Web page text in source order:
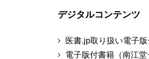
デジタルコンテンツ
医書.jp取り扱い電子版
電子版付書籍（南江堂